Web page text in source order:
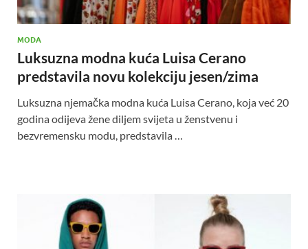
MODA
Luksuzna modna kuća Luisa Cerano
predstavila novu kolekciju jesen/zima
Luksuzna njemačka modna kuća Luisa Cerano, koja već 20
godina odijeva žene diljem svijeta u ženstvenu i
bezvremensku modu, predstavila …